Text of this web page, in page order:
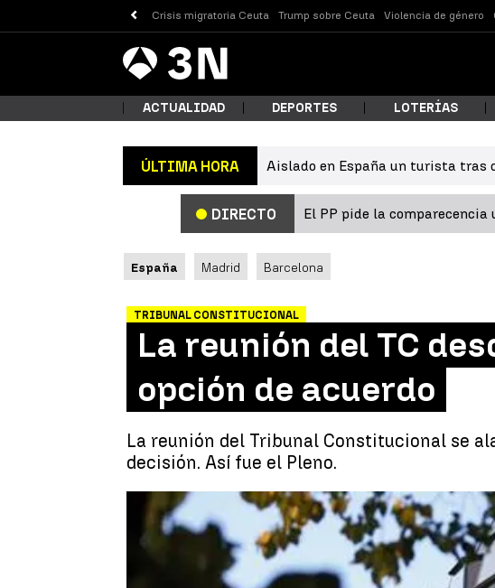
Crisis migratoria Ceuta Trump sobre Ceuta Violencia de género
Antena
3 Noticias
¿Qué estás
Buscar
ACTUALIDAD DEPORTES LOTERÍAS
ÚLTIMA HORA Aislado en España un turista tras
DIRECTO El PP pide la
España Madrid Barcelona
TRIBUNAL CONSTITUCIONAL
La reunión del TC
opción de acuerdo
La reunión del Tribunal Constitucional se
decisión. Así fue el Pleno.